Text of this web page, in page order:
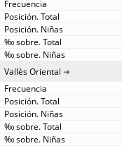
Vallès Oriental